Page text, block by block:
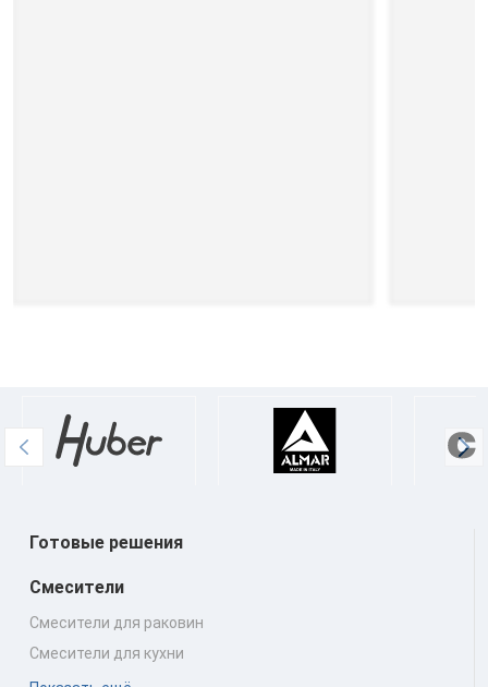
Готовые решения
Смесители
Смесители для раковин
Смесители для кухни